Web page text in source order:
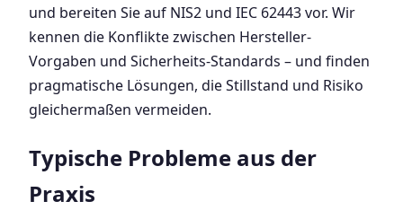
und bereiten Sie auf NIS2 und IEC 62443 vor. Wir
kennen die Konflikte zwischen Hersteller-
Vorgaben und Sicherheits-Standards – und finden
pragmatische Lösungen, die Stillstand und Risiko
gleichermaßen vermeiden.
Typische Probleme aus der
Praxis